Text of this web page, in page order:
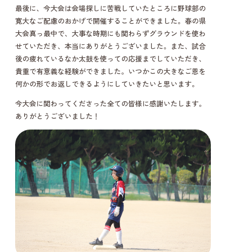
最後に、今大会は会場探しに苦戦していたところに野球部の
寛大なご配慮のおかげで開催することができました。春の県
大会真っ最中で、大事な時期にも関わらずグラウンドを使わ
せていただき、本当にありがとうございました。また、試合
後の疲れているなか太鼓を使っての応援までしていただき、
貴重で有意義な経験ができました。いつかこの大きなご恩を
何かの形でお返しできるようにしていきたいと思います。
今大会に関わってくださった全ての皆様に感謝いたします。
ありがとうございました！